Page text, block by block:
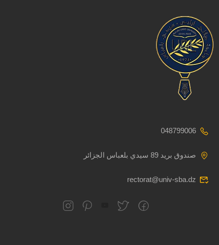
048799006
صندوق بريد 89 سيدي بلعباس الجزائر
rectorat@univ-sba.dz